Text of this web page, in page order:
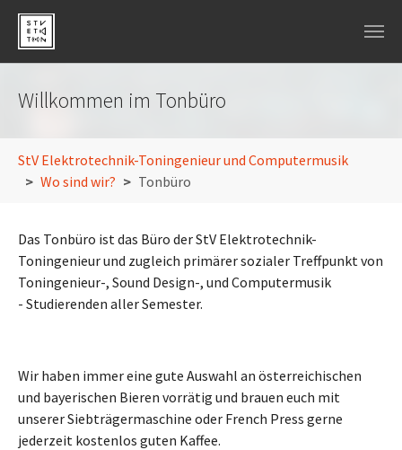
Willkommen im Tonbüro
StV Elektrotechnik-Toningenieur und Computermusik
Wo sind wir?
Tonbüro
Das Tonbüro ist das Büro der StV Elektrotechnik-
Toningenieur und zugleich primärer sozialer Treffpunkt von
Toningenieur-, Sound Design-, und Computermusik
- Studierenden aller Semester.
Wir haben immer eine gute Auswahl an österreichischen
und bayerischen Bieren vorrätig und brauen euch mit
unserer Siebträgermaschine oder French Press gerne
jederzeit kostenlos guten Kaffee.